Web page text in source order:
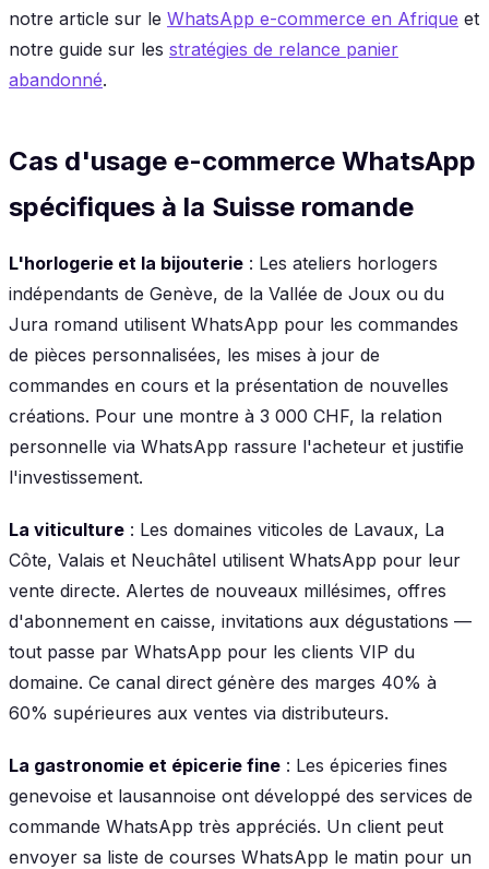
notre article sur le WhatsApp e-commerce en Afrique et
notre guide sur les stratégies de relance panier
abandonné.
Cas d'usage e-commerce WhatsApp
spécifiques à la Suisse romande
L'horlogerie et la bijouterie : Les ateliers horlogers
indépendants de Genève, de la Vallée de Joux ou du
Jura romand utilisent WhatsApp pour les commandes
de pièces personnalisées, les mises à jour de
commandes en cours et la présentation de nouvelles
créations. Pour une montre à 3 000 CHF, la relation
personnelle via WhatsApp rassure l'acheteur et justifie
l'investissement.
La viticulture : Les domaines viticoles de Lavaux, La
Côte, Valais et Neuchâtel utilisent WhatsApp pour leur
vente directe. Alertes de nouveaux millésimes, offres
d'abonnement en caisse, invitations aux dégustations —
tout passe par WhatsApp pour les clients VIP du
domaine. Ce canal direct génère des marges 40% à
60% supérieures aux ventes via distributeurs.
La gastronomie et épicerie fine : Les épiceries fines
genevoise et lausannoise ont développé des services de
commande WhatsApp très appréciés. Un client peut
envoyer sa liste de courses WhatsApp le matin pour un